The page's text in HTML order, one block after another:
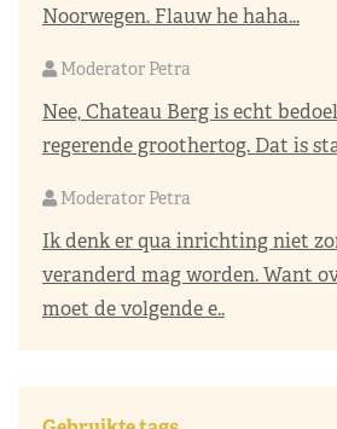
Noorwegen. Flauw he haha...
Moderator Petra
Nee, Chateau Berg is echt
regerende groothertog. Dat is
Moderator Petra
Ik denk er qua inrichting niet
veranderd mag worden. Want
moet de volgende e..